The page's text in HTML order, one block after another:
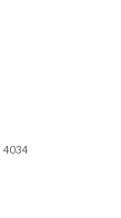
4034